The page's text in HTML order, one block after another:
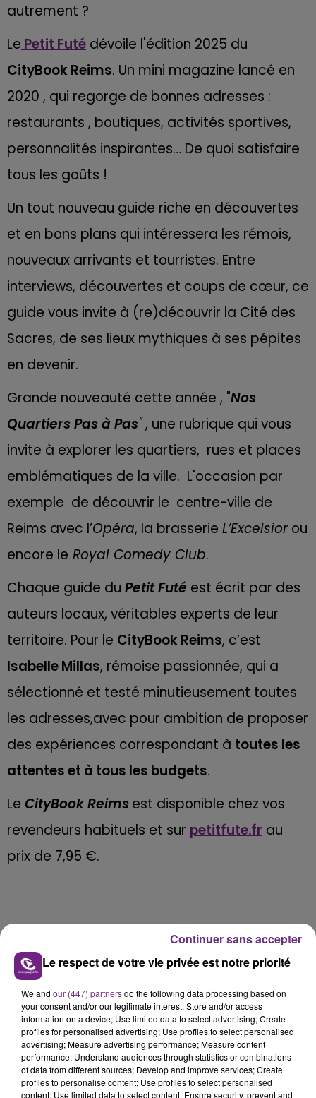
autrement ?
Le Petit Futé dévoile l'édition 2025 du
CityBook Reims. Un mini magazine lancé en
2020 , qui regorge de bonnes adresses :
restaurants , boutiques, activités sportives,
personnalités inspirantes… De quoi satisfaire
tous les goûts !
Un tout nouveau guide riche en découvertes
et en bons plans qui intéressera les rémois,
nouveaux arrivants et tourristes. Entre
interviews, découvertes et coups de cœur, ce
guide vous invite à (re)découvrir la Cité des
Sacres, de ses lieux mythiques à ses pépites
en devenir.
Grande nouveauté cette année , "Nos
Quartiers Pas à Pas", une rubrique qui vous
invite à explorer les quartiers, rues et places
emblématiques de la ville. L'occasion par
exemple de découvrir le centre-ville de
Reims avec l’Opéra, la brasserie L’Excelsiorou
encore le Royal Comedy Club.
Chaque guide du Petit Futé est écrit par des
auteurs locaux, véritables experts de leur
territoire. Pour le CityBook Reims, c’est
Isabelle Millas, rémoise passionnée, qui a
sélectionné et testé minutieusement toutes
les adresses,avec pour ambition de proposer
des expériences correspondant à toutes les
attentes et à tous les budgets.
Le CityBook Reims est disponible chez vos
revendeurs habituels et sur petitfute.fr au
prix de 7,95 €.
Le respect de votre vie privée est notre priorité
We and our (447) partnersdo the following data processing based on
your consent and/or our legitimate interest: Store and/or access
information on a device; Use limited data to select advertising; Create
profiles for personalised advertising; Use profiles to select personalised
advertising; Measure advertising performance; Measure content
performance; Understand audiences through statistics or combinations
of data from different sources; Develop and improve services; Create
profiles to personalise content; Use profiles to select personalised
content; Use limited data to select content; Ensure security, prevent and
Continuer sans accepter